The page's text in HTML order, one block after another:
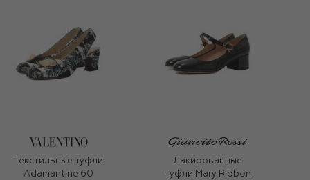
Текстильные туфли
Adamantine 60
Лакированные
туфли Mary Ribbon